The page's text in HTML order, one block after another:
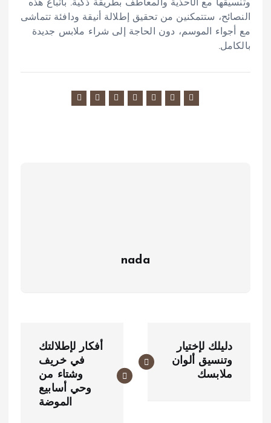
وتنسيقها مع الأحذية والمعاطف بطريقة ذكية. باتباع هذه
النصائح، ستتمكنين من تحقيق إطلالة أنيقة ودافئة تتماشى
مع أجواء الموسم، دون الحاجة إلى شراء ملابس جديدة
بالكامل.
nada
دليلك لإختيار
وتنسيق ألوان
ملابسك
أفكار لإطلالتك
في خريف
وشتاء من
وحي أسابيع
الموضة